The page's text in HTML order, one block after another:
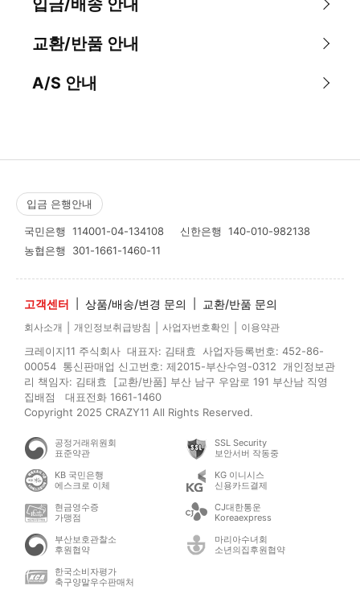
교환/반품 안내
A/S 안내
입금 은행안내
국민은행 114001-04-134108 신한은행 140-010-982138
농협은행 301-1661-1460-11
고객센터 상품/배송/변경 문의 교환/반품 문의
회사소개 개인정보취급방침 사업자번호확인 이용약관
크레이지11 주식회사 대표자: 김태효 사업자등록번호: 452-86-
00054 통신판매업 신고번호: 제2015-부산수영-0312 개인정보관
리 책임자: 김태효 [교환/반품] 부산 남구 우암로 191 부산남 직영
집배점 대표전화 1661-1460
Copyright 2025 CRAZY11 All Rights Reserved.
공정거래위원회
표준약관
SSL Security
보안서버 작동중
KB 국민은행
에스크로 이체
KG 이니시스
신용카드결제
현금영수증
가맹점
CJ대한통운
Koreaexpress
부산보호관찰소
후원협약
마리아수녀회
소년의집후원협약
한국소비자평가
축구양말우수판매처